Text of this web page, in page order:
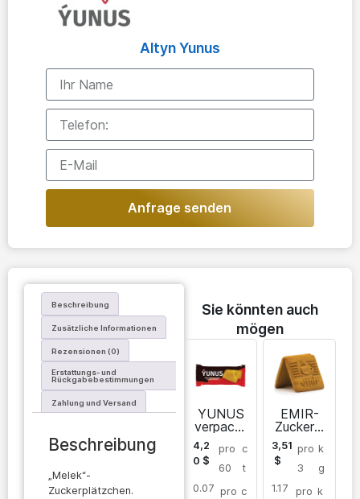
Altyn Yunus
Anfrage senden
Beschreibung
Zusätzliche Informationen
Rezensionen (0)
Erstattungs- und
Rückgabebestimmungen
Zahlung und Versand
Beschreibung
„Melek“-
Zuckerplätzchen.
Sie könnten auch
mögen
YUNUS
verpackt
Galette-
Kekse
4,2
0 $
pro
60
c
t
0.07 pro c
EMIR-
Zuckerpl
ätzchen
3,51
$
pro
3
k
g
1.17
pro k